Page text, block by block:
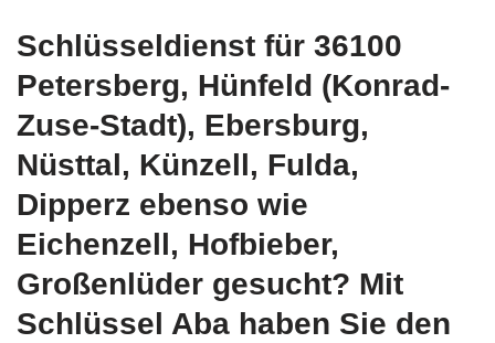
Schlüsseldienst für 36100
Petersberg, Hünfeld (Konrad-
Zuse-Stadt), Ebersburg,
Nüsttal, Künzell, Fulda,
Dipperz ebenso wie
Eichenzell, Hofbieber,
Großenlüder gesucht? Mit
Schlüssel Aba haben Sie den